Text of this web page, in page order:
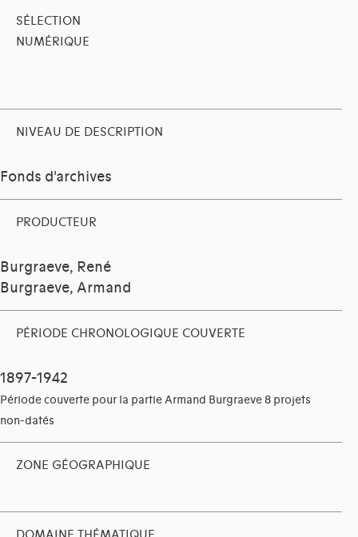
SÉLECTION
NUMÉRIQUE
NIVEAU DE DESCRIPTION
Fonds d'archives
PRODUCTEUR
Burgraeve, René
Burgraeve, Armand
PÉRIODE CHRONOLOGIQUE COUVERTE
1897-1942
Période couverte pour la partie Armand Burgraeve 8 projets
non-datés
ZONE GÉOGRAPHIQUE